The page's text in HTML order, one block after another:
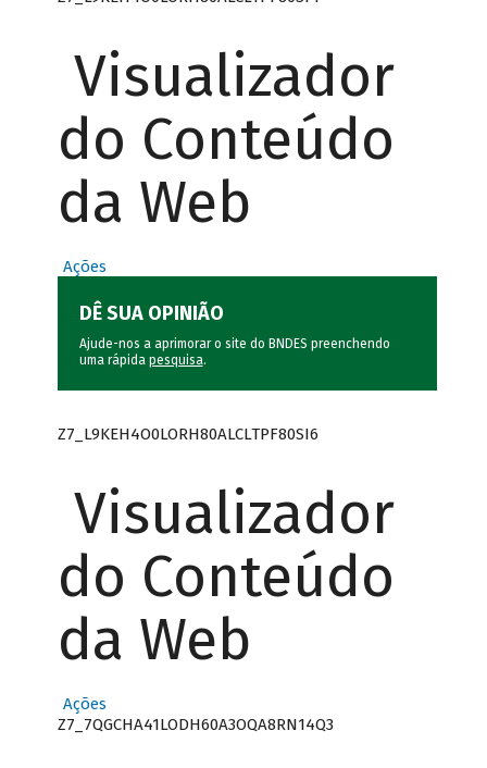
Visualizador
do Conteúdo
da Web
Ações
DÊ SUA OPINIÃO
Ajude-nos a aprimorar o site do BNDES preenchendo
uma rápida pesquisa.
Z7_L9KEH4O0LORH80ALCLTPF80SI6
Visualizador
do Conteúdo
da Web
Ações
Z7_7QGCHA41LODH60A3OQA8RN14Q3